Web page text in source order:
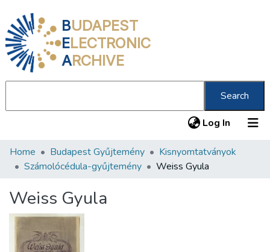
BUDAPEST
ELECTRONIC
ARCHIVE
Search
Log In (current)
Communities & Collections
Statistics
Home Budapest Gyűjtemény
Kisnyomtatványok
Számolócédula-gyűjtemény
Weiss Gyula
Weiss Gyula